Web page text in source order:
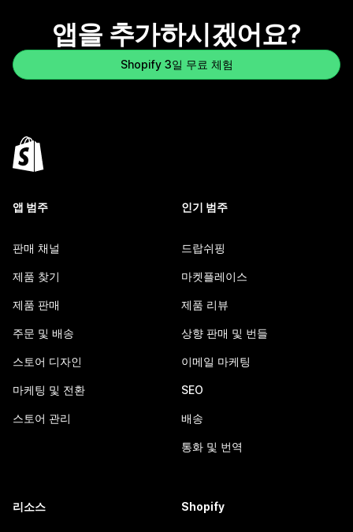
앱을 추가하시겠어요?
Shopify 3일 무료 체험
앱 범주
판매 채널
제품 찾기
제품 판매
주문 및 배송
스토어 디자인
마케팅 및 전환
스토어 관리
인기 범주
드랍쉬핑
마켓플레이스
제품 리뷰
상향 판매 및 번들
이메일 마케팅
SEO
배송
통화 및 번역
리소스 Shopify